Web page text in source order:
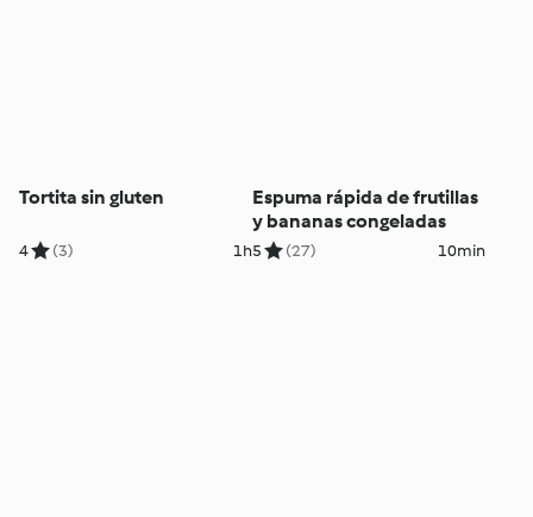
Tortita sin gluten
4 (3) 1h
Espuma rápida de frutillas
y bananas congeladas
5 (27) 10min